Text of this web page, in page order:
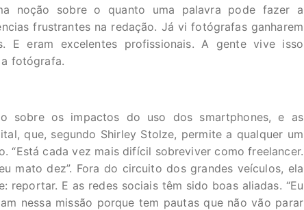
noção sobre o quanto uma palavra pode fazer a
frustrantes na redação. Já vi fotógrafas ganharem
E eram excelentes profissionais. A gente vive isso
a fotógrafa.
sobre os impactos do uso dos smartphones, e as
que, segundo Shirley Stolze, permite a qualquer um
“Está cada vez mais difícil sobreviver como freelancer.
mato dez”. Fora do circuito dos grandes veículos, ela
reportar. E as redes sociais têm sido boas aliadas. “Eu
nessa missão porque tem pautas que não vão parar